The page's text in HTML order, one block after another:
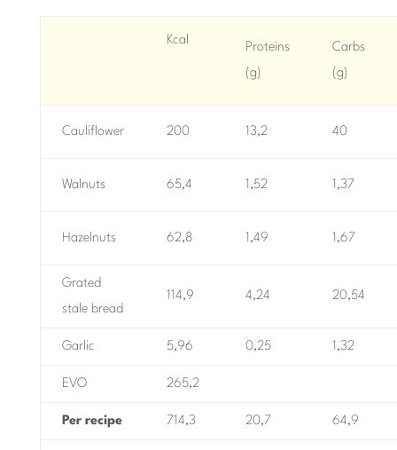
Kcal
Proteins
(g)
Carbs
(g)
Cauliflower 200 13,2 40
Walnuts 65,4 1,52 1,37
Hazelnuts 62,8 1,49 1,67
Grated
stale bread
114,9 4,24 20,54
Garlic 5,96 0,25 1,32
EVO 265,2
Per recipe 714,3 20,7 64,9